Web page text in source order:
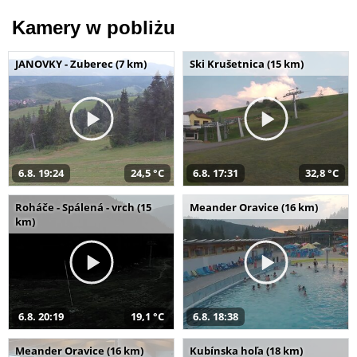
Kamery w pobliżu
JANOVKY - Zuberec (7 km)
6.8. 19:24 24,5 °C
Ski Krušetnica (15 km)
6.8. 17:31 32,8 °C
Roháče - Spálená - vrch (15
km)
6.8. 20:19 19,1 °C
Meander Oravice (16 km)
6.8. 18:38
Meander Oravice (16 km) Kubínska hoľa (18 km)